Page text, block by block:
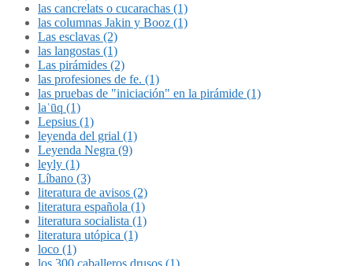
las cancrelats o cucarachas (1)
las columnas Jakin y Booz (1)
Las esclavas (2)
las langostas (1)
Las pirámides (2)
las profesiones de fe. (1)
las pruebas de "iniciación" en la pirámide (1)
laʿūq (1)
Lepsius (1)
leyenda del grial (1)
Leyenda Negra (9)
leyly (1)
Líbano (3)
literatura de avisos (2)
literatura española (1)
literatura socialista (1)
literatura utópica (1)
loco (1)
los 300 caballeros drusos (1)